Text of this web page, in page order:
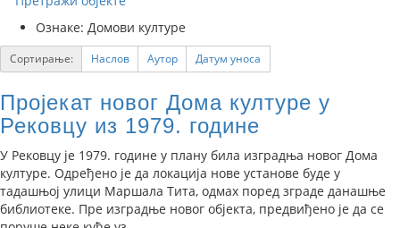
Ознаке: Домови културе
Сортирање: Наслов Аутор Датум уноса
Пројекат новог Дома културе у
Рековцу из 1979. године
У Рековцу је 1979. године у плану била изградња новог Дома
културе. Одређено је да локација нове установе буде у
тадашњој улици Маршала Тита, одмах поред зграде данашње
библиотеке. Пре изградње новог објекта, предвиђено је да се